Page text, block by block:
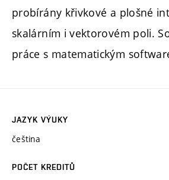
probírány křivkové a plošné
skalárním i vektorovém poli.
práce s matematickým
JAZYK VÝUKY
čeština
POČET KREDITŮ